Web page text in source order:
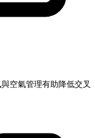
空氣管理有助降低交叉